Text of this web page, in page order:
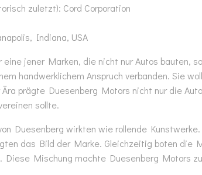
zuletzt): Cord Corporation
Indiana, USA
eine jener Marken, die nicht nur Autos bauten,
handwerklichem Anspruch verbanden. Sie
prägte Duesenberg Motors nicht nur die
sollte.
Duesenberg wirkten wie rollende
das Bild der Marke. Gleichzeitig boten die
Diese Mischung machte Duesenberg Motors